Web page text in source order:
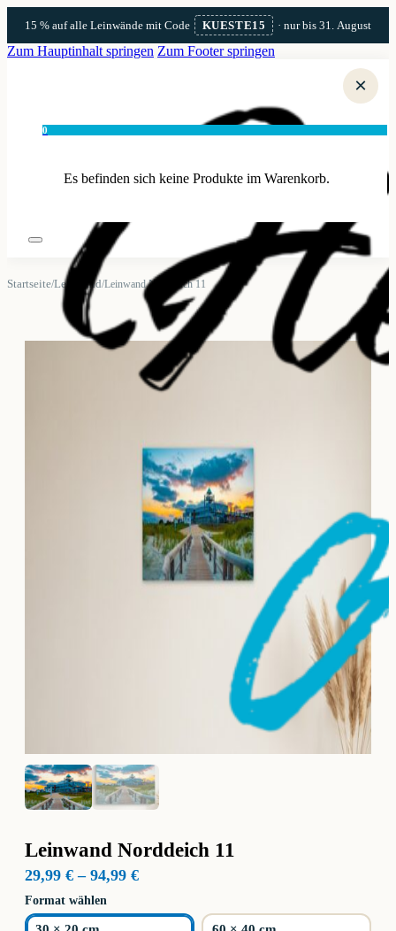
15 % auf alle Leinwände mit Code KUESTE15 · nur bis 31. August
Zum Hauptinhalt springen Zum Footer springen
0
Es befinden sich keine Produkte im Warenkorb.
×
Startseite/Leinwand/Leinwand Norddeich 11
Leinwand Norddeich 11
29,99 € – 94,99 €Preisspanne:
bis
Format wählen